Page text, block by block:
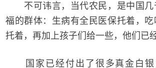
不可讳言，当代农民，是中国几
福的群体：生病有全民医保托着，
托着，再加上孩子们给一些，他们已
国家已经付出了很多真金白银